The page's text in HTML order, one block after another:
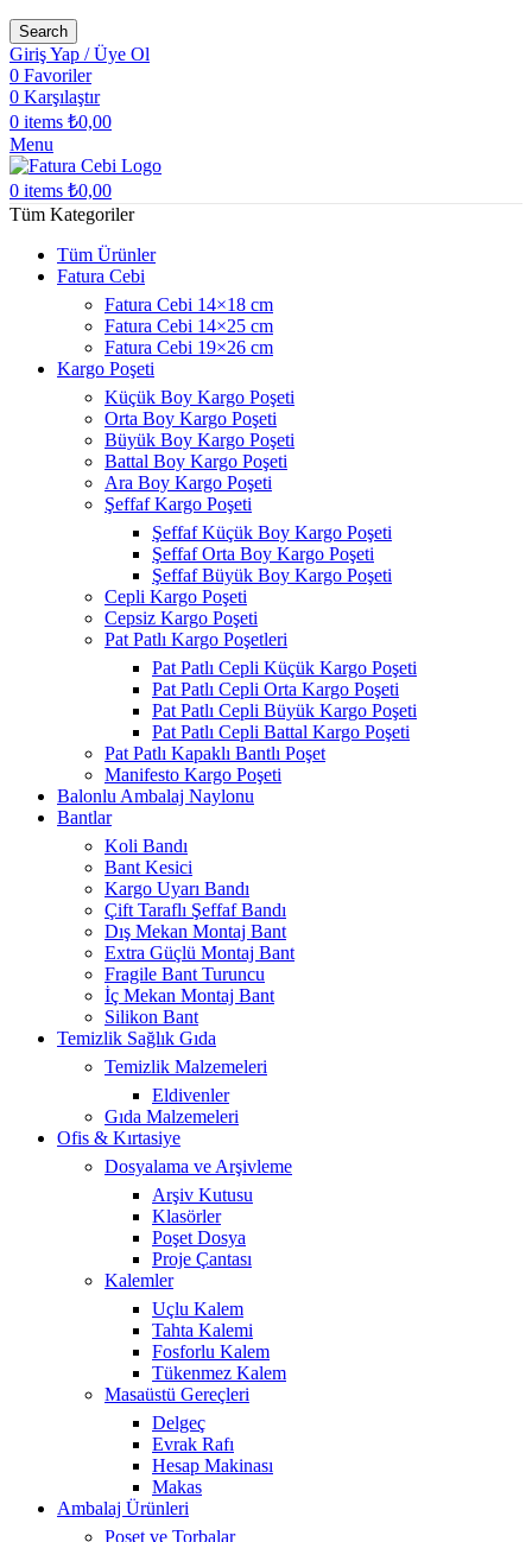
Search
Giriş Yap / Üye Ol
0 Favoriler
0 Karşılaştır
0 items ₺0,00
Menu
0 items ₺0,00
Tüm Kategoriler
Tüm Ürünler
Fatura Cebi
Fatura Cebi 14×18 cm
Fatura Cebi 14×25 cm
Fatura Cebi 19×26 cm
Kargo Poşeti
Küçük Boy Kargo Poşeti
Orta Boy Kargo Poşeti
Büyük Boy Kargo Poşeti
Battal Boy Kargo Poşeti
Ara Boy Kargo Poşeti
Şeffaf Kargo Poşeti
Şeffaf Küçük Boy Kargo Poşeti
Şeffaf Orta Boy Kargo Poşeti
Şeffaf Büyük Boy Kargo Poşeti
Cepli Kargo Poşeti
Cepsiz Kargo Poşeti
Pat Patlı Kargo Poşetleri
Pat Patlı Cepli Küçük Kargo Poşeti
Pat Patlı Cepli Orta Kargo Poşeti
Pat Patlı Cepli Büyük Kargo Poşeti
Pat Patlı Cepli Battal Kargo Poşeti
Pat Patlı Kapaklı Bantlı Poşet
Manifesto Kargo Poşeti
Balonlu Ambalaj Naylonu
Bantlar
Koli Bandı
Bant Kesici
Kargo Uyarı Bandı
Çift Taraflı Şeffaf Bandı
Dış Mekan Montaj Bant
Extra Güçlü Montaj Bant
Fragile Bant Turuncu
İç Mekan Montaj Bant
Silikon Bant
Temizlik Sağlık Gıda
Temizlik Malzemeleri
Eldivenler
Gıda Malzemeleri
Ofis & Kırtasiye
Dosyalama ve Arşivleme
Arşiv Kutusu
Klasörler
Poşet Dosya
Proje Çantası
Kalemler
Uçlu Kalem
Tahta Kalemi
Fosforlu Kalem
Tükenmez Kalem
Masaüstü Gereçleri
Delgeç
Evrak Rafı
Hesap Makinası
Makas
Ambalaj Ürünleri
Poşet ve Torbalar